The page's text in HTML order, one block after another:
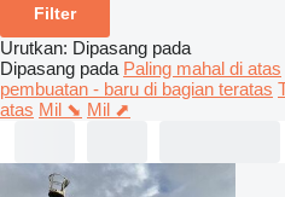
Filter
Urutkan: Dipasang pada
Dipasang pada Paling mahal di atas
pembuatan - baru di bagian teratas
atas Mil ⬊ Mil ⬈